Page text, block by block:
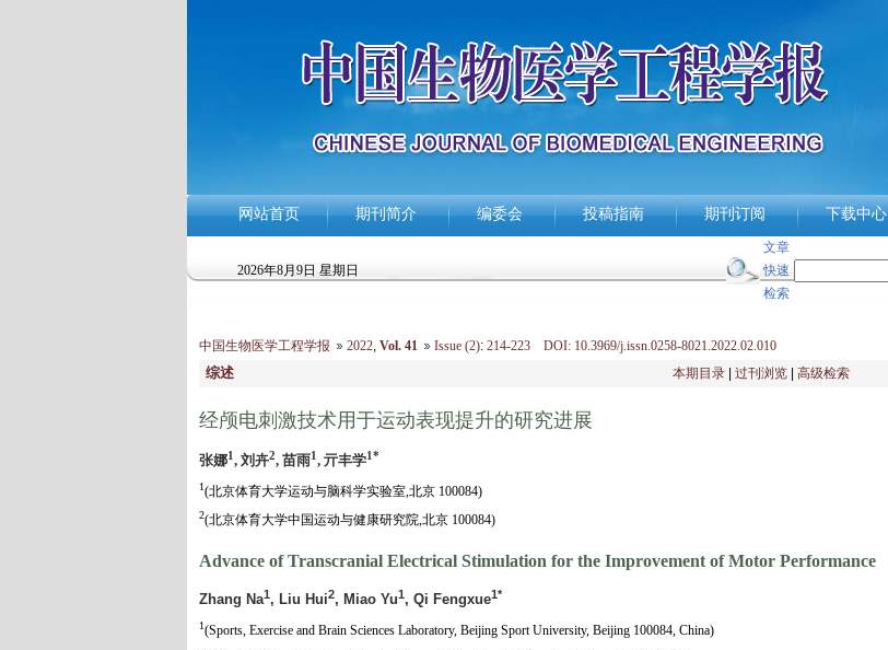
网站首页 期刊简介 编委会 投稿指南 期刊订阅 下载中心
2026年8月9日 星期日
文章
快速
检索
中国生物医学工程学报 2022, Vol. 41 Issue (2):214-223 DOI: 10.3969/j.issn.0258-8021.2022.02.010
综述 本期目录 过刊浏览 高级检索
经颅电刺激技术用于运动表现提升的研究进展
张娜1, 刘卉2, 苗雨1, 亓丰学1*
1(北京体育大学运动与脑科学实验室,北京 100084)
2(北京体育大学中国运动与健康研究院,北京 100084)
Advance of Transcranial Electrical Stimulation for the Improvement of Motor Performance
Zhang Na1, Liu Hui2, Miao Yu1, Qi Fengxue1*
1(Sports, Exercise and Brain Sciences Laboratory, Beijing Sport University, Beijing 100084, China)